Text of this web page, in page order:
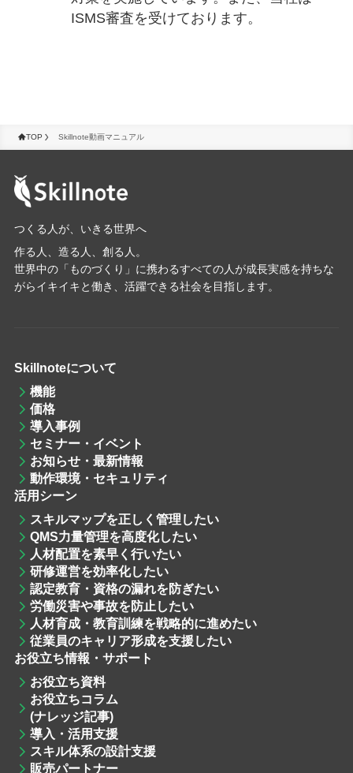
ISMS審査を受けております。
TOP Skillnote動画マニュアル
つくる人が、いきる世界へ
作る人、造る人、創る人。
世界中の「ものづくり」に携わるすべての人が成長実感を持ちな
がらイキイキと働き、活躍できる社会を目指します。
Skillnoteについて
機能
価格
導入事例
セミナー・イベント
お知らせ・最新情報
動作環境・セキュリティ
活用シーン
スキルマップを正しく管理したい
QMS力量管理を高度化したい
人材配置を素早く行いたい
研修運営を効率化したい
認定教育・資格の漏れを防ぎたい
労働災害や事故を防止したい
人材育成・教育訓練を戦略的に進めたい
従業員のキャリア形成を支援したい
お役立ち情報・サポート
お役立ち資料
お役立ちコラム
(ナレッジ記事)
導入・活用支援
スキル体系の設計支援
販売パートナー